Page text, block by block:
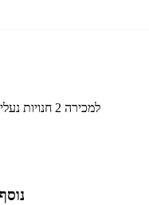
למכירה 2 חנויות נעלי בוטיק לגברים וילדים באיזור המרכז בעלי מותג פריכותי ומנצח
נוסף ב: